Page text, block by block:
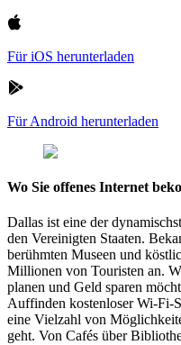
Für iOS herunterladen
Für Android herunterladen
Wo Sie offenes Internet
Dallas ist eine der
den Vereinigten Staaten.
berühmten Museen und
Millionen von Touristen an.
planen und Geld sparen
Auffinden kostenloser Wi-
eine Vielzahl von
geht. Von Cafés über